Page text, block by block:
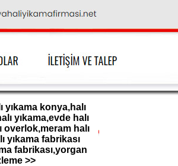
yıkama konya,halı
yıkama,evde halı
overlok,meram halı
yıkama fabrikası
fabrikası,yorgan
>>